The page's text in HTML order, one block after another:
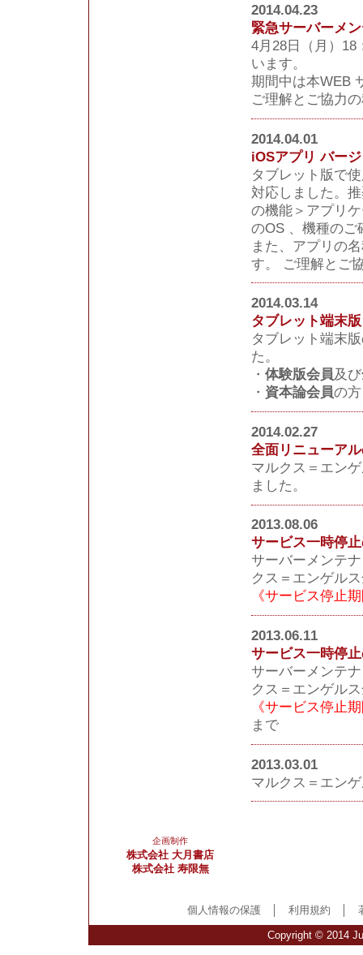
2014.04.23
緊急サーバーメ
4月28日（月）18
います。
期間中は本WEB
ご理解とご協力
2014.04.01
iOSアプリ バー
タブレット版で
対応しました。
の機能＞ アプリ
のOS 、機種のご
また、アプリの
す。 ご理解とご
2014.03.14
タブレット端末
タブレット端末
た。
・ 体験版会員及び
・ 資本論会員の
2014.02.27
全面リニューア
マルクス＝エン
ました。
2013.08.06
サービス一時停
サーバーメンテ
クス＝エンゲル
《サービス停止
2013.06.11
サービス一時停
サーバーメンテ
クス＝エンゲル
《サービス停止
まで
2013.03.01
マルクス＝エン
企画制作
株式会社 大月書店
株式会社 寿限無
個人情報の保護 利用規約
Copyright © 2014